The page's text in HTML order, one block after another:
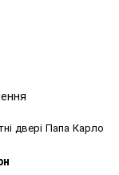
двері Папа Карло